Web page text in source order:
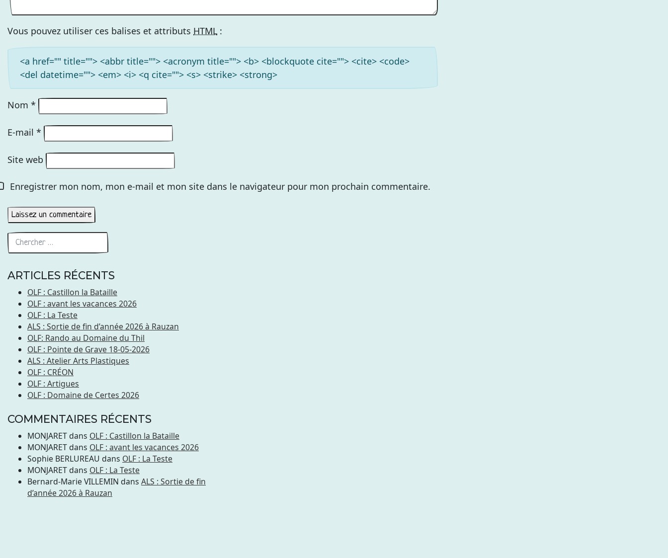
Vous pouvez utiliser ces balises et attributs HTML :
<a href="" title=""> <abbr title=""> <acronym title=""> <b> <blockquote cite=""> <cite> <code>
<del datetime=""> <em> <i> <q cite=""> <s> <strike> <strong>
Nom *
E-mail *
Site web
Enregistrer mon nom, mon e-mail et mon site dans le navigateur pour mon prochain commentaire.
ARTICLES RÉCENTS
OLF : Castillon la Bataille
OLF : avant les vacances 2026
OLF : La Teste
ALS : Sortie de fin d’année 2026 à Rauzan
OLF: Rando au Domaine du Thil
OLF : Pointe de Grave 18-05-2026
ALS : Atelier Arts Plastiques
OLF : CRÉON
OLF : Artigues
OLF : Domaine de Certes 2026
COMMENTAIRES RÉCENTS
MONJARETdans OLF : Castillon la Bataille
MONJARETdans OLF : avant les vacances 2026
Sophie BERLUREAU dans OLF : La Teste
MONJARETdans OLF : La Teste
Bernard-Marie VILLEMIN dans ALS : Sortie de fin
d’année 2026 à Rauzan